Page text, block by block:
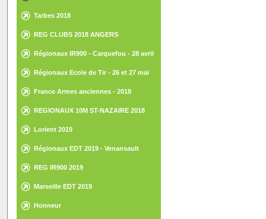
Tarbes 2018
REG CLUBS 2018 ANGERS
Régionaux IR900 - Carquefou - 28 avril
Régionaux Ecole de Tir - 26 et 27 mai
France Armes anciennes - 2018
REGIONAUX 10M ST-NAZAIRE 2018
Lorient 2019
Régionaux EDT 2019 - Venansault
REG IR900 2019
Marseille EDT 2019
Honneur